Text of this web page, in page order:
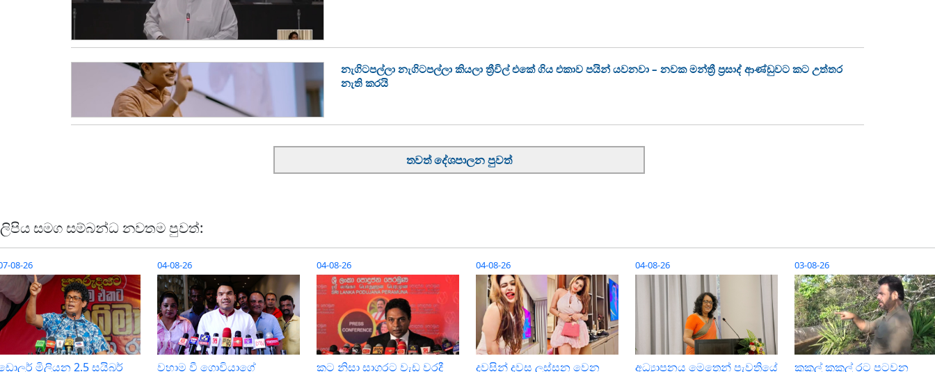
නැගිටපල්ලා නැගිටපල්ලා කියලා ත්‍රීවිල් එකේ ගිය එකාව පයින් යවනවා – නවක මන්ත්‍රී ප්‍රසාද් ආණ්ඩුවට කට උත්තර
නැති කරයි
තවත් දේශපාලන පුවත්
ලිපිය සමග සම්බන්ධ නවතම පුවත්:
08-26
මිලියන 2.5 සයිබර්
04-08-26
වහාම වී ගොවියාගේ
04-08-26
කට නිසා සාගරට වැඩ වරදී
04-08-26
දවසින් දවස ලස්සන වෙන
04-08-26
අධ්‍යාපනය මෙතෙන් පැවතියේ
03-08-26
කුකුල් කකුල් රට පටවන